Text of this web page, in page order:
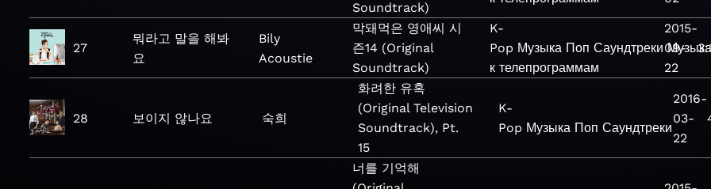
Soundtrack)
27
뭐라고 말을 해봐
요
Bily
Acoustie
막돼먹은 영애씨 시
즌14 (Original
Soundtrack)
K-
Pop Музыка Поп Саундтреки Музыка
к телепрограммам
2015-
09-
22
28 보이지 않나요 숙희
화려한 유혹
(Original Television
Soundtrack), Pt.
15
K-
Pop Музыка Поп Саундтреки
2016-
03-
22
너를 기억해